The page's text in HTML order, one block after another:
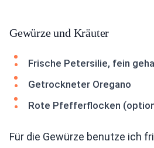
Gewürze und Kräuter
Frische Petersilie, fein
Getrockneter Oregano
Rote Pfefferflocken
Für die Gewürze benutze ich